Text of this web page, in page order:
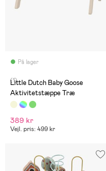
På lager
(1)
Little Dutch Baby Goose
Aktivitetstæppe Træ
389 kr
Vejl. pris: 499 kr